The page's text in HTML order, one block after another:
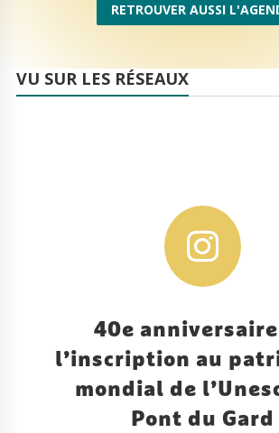
RETROUVER AUSSI
VU SUR LES RÉSEAUX

40e
l’inscription au
mondial de
Pont du Gard